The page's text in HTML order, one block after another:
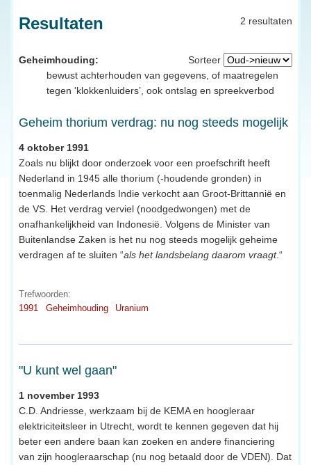
2 resultaten
Resultaten
Sorteer
Geheimhouding:
bewust achterhouden van gegevens, of maatregelen
tegen 'klokkenluiders’, ook ontslag en spreekverbod
Geheim thorium verdrag: nu nog steeds mogelijk
4 oktober 1991
Zoals nu blijkt door onderzoek voor een proefschrift heeft
Nederland in 1945 alle thorium (-houdende gronden) in
toenmalig Nederlands Indie verkocht aan Groot-Brittannië en
de VS. Het verdrag verviel (noodgedwongen) met de
onafhankelijkheid van Indonesië. Volgens de Minister van
Buitenlandse Zaken is het nu nog steeds mogelijk geheime
verdragen af te sluiten “als het landsbelang daarom vraagt.“
Trefwoorden:
1991
Geheimhouding Uranium
"U kunt wel gaan"
1 november 1993
C.D. Andriesse, werkzaam bij de KEMA en hoogleraar
elektriciteitsleer in Utrecht, wordt te kennen gegeven dat hij
beter een andere baan kan zoeken en andere financiering
van zijn hoogleraarschap (nu nog betaald door de VDEN). Dat